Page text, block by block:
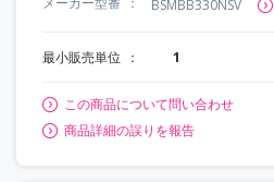
BSMBB330NSV
最小販売単位 1
この商品について問い合わせ
商品詳細の誤りを報告